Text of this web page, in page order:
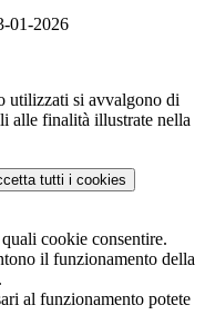
01-2026
utilizzati si avvalgono di
alle finalità illustrate nella
tutti i cookies
cookie consentire.
il funzionamento della
al funzionamento potete